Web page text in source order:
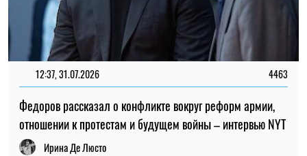
12:37, 31.07.2026 4463
Федоров рассказал о конфликте вокруг реформ армии,
отношении к протестам и будущем войны – интервью NYT
Ирина Де Люсто